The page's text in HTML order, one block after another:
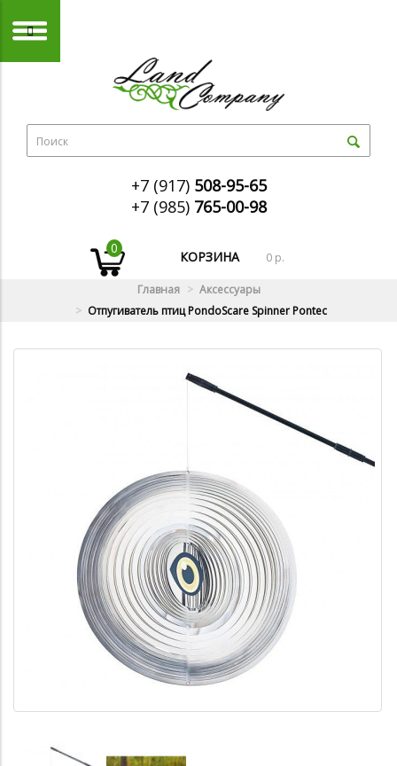
+7 (917) 508-95-65
+7 (985) 765-00-98
0
КОРЗИНА 0 р.
Главная
Аксессуары
Отпугиватель птиц PondoScare Spinner Pontec